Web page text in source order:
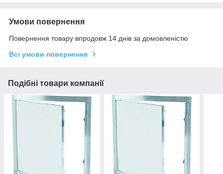
Умови повернення
Повернення товару впродовж 14 днів за домовленістю
Всі умови повернення
Подібні товари компанії